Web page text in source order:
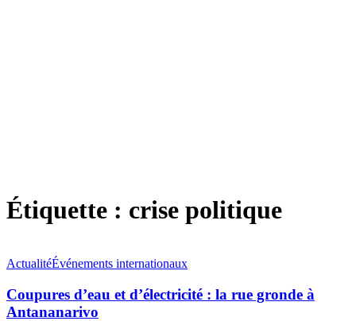
Étiquette : crise politique
ActualitéÉvénements internationaux
Coupures d’eau et d’électricité : la rue gronde à
Antananarivo